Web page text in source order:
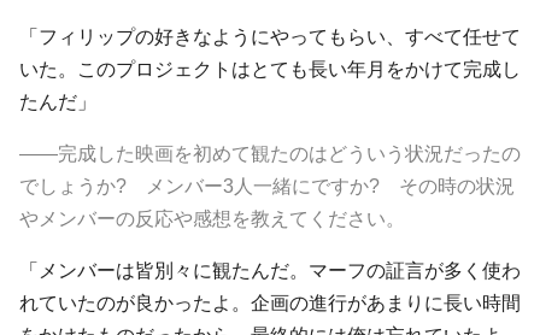
「フィリップの好きなようにやってもらい、すべて任せて
いた。このプロジェクトはとても長い年月をかけて完成し
たんだ」
――完成した映画を初めて観たのはどういう状況だったの
でしょうか? メンバー3人一緒にですか? その時の状況
やメンバーの反応や感想を教えてください。
「メンバーは皆別々に観たんだ。マーフの証言が多く使わ
れていたのが良かったよ。企画の進行があまりに長い時間